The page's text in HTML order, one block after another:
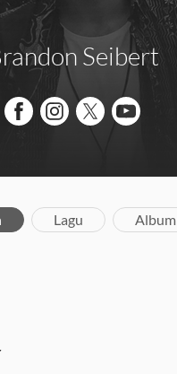
Seibert
Lagu Album